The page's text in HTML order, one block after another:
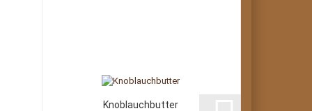
Knoblauchbutter